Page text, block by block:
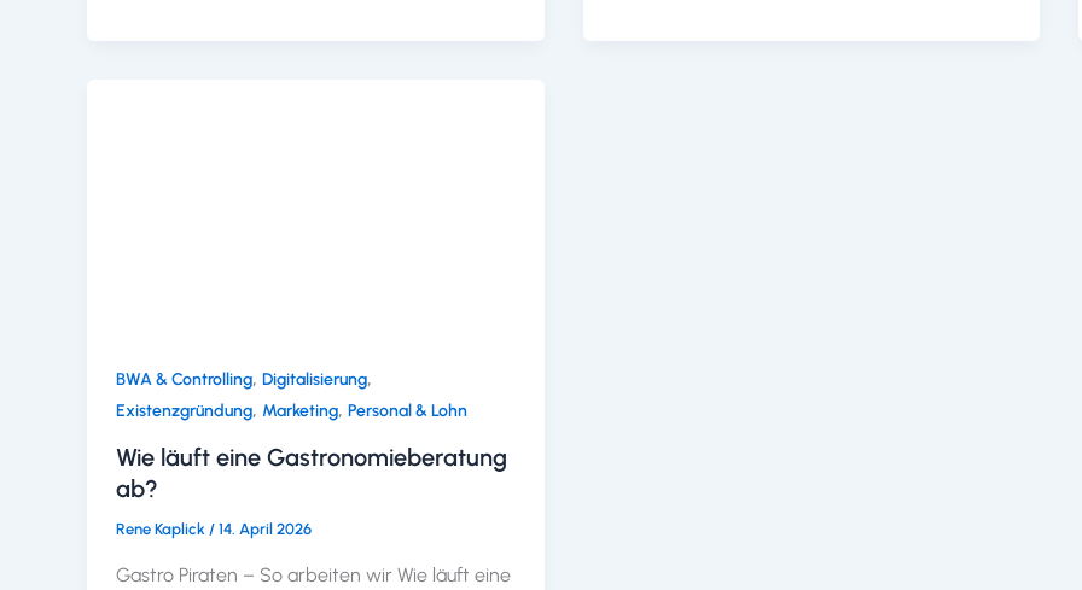
BWA & Controlling, Digitalisierung,
Existenzgründung, Marketing, Personal & Lohn
Wie läuft eine Gastronomieberatung
ab?
Rene Kaplick / 14. April 2026
Gastro Piraten – So arbeiten wir Wie läuft eine